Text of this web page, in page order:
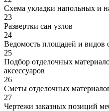
Cхема укладки напольных и
23
Развертки сан узлов
24
Ведомость площадей и видов
25
Подбор отделочных
аксессуаров
26
Сметы отделочных
27
Чертежи заказных позиций